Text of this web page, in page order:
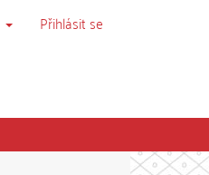
Přihlásit se